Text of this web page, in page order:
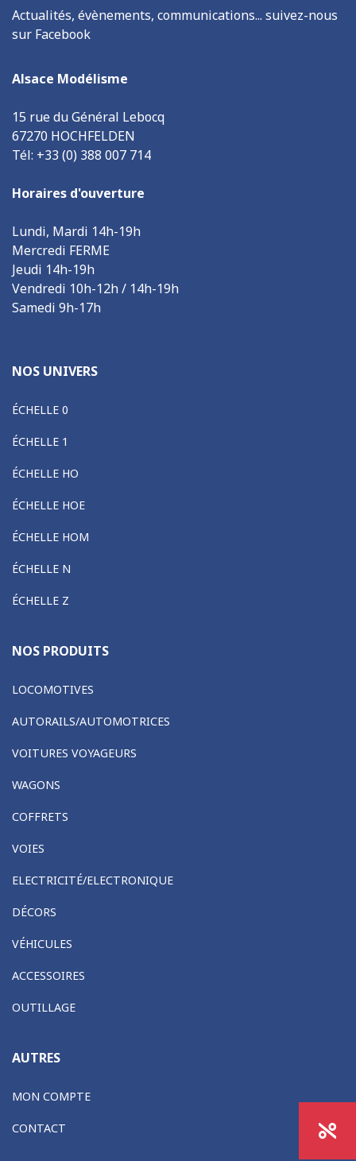
Actualités, évènements, communications... suivez-nous
sur Facebook
Alsace Modélisme
15 rue du Général Lebocq
67270 HOCHFELDEN
Tél: +33 (0) 388 007 714
Horaires d'ouverture
Lundi, Mardi 14h-19h
Mercredi FERME
Jeudi 14h-19h
Vendredi 10h-12h / 14h-19h
Samedi 9h-17h
NOS UNIVERS
ÉCHELLE 0
ÉCHELLE 1
ÉCHELLE HO
ÉCHELLE HOE
ÉCHELLE HOM
ÉCHELLE N
ÉCHELLE Z
NOS PRODUITS
LOCOMOTIVES
AUTORAILS/AUTOMOTRICES
VOITURES VOYAGEURS
WAGONS
COFFRETS
VOIES
ELECTRICITÉ/ELECTRONIQUE
DÉCORS
VÉHICULES
ACCESSOIRES
OUTILLAGE
AUTRES
MON COMPTE
CONTACT